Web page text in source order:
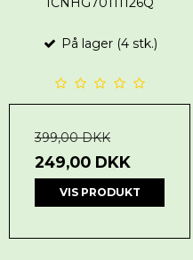
På lager (4 stk.)
399,00 DKK
249,00 DKK
VIS PRODUKT